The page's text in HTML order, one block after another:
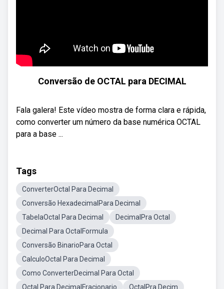
Conversão de OCTAL para DECIMAL
Fala galera! Este vídeo mostra de forma clara e rápida,
como converter um número da base numérica OCTAL
para a base ...
Tags
ConverterOctal Para Decimal
Conversão HexadecimalPara Decimal
TabelaOctal Para Decimal
DecimalPra Octal
Decimal Para OctalFormula
Conversão BinarioPara Octal
CalculoOctal Para Decimal
Como ConverterDecimal Para Octal
Octal Para DecimalFracionario
OctalPra Decim